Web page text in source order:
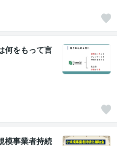
何をもって言
模事業者持続